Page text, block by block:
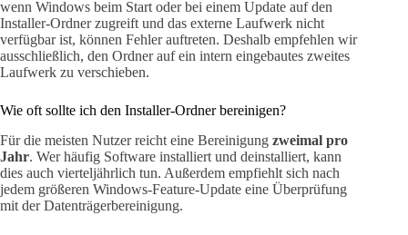
wenn Windows beim Start oder bei einem Update auf den
Installer-Ordner zugreift und das externe Laufwerk nicht
verfügbar ist, können Fehler auftreten. Deshalb empfehlen wir
ausschließlich, den Ordner auf ein intern eingebautes zweites
Laufwerk zu verschieben.
Wie oft sollte ich den Installer-Ordner bereinigen?
Für die meisten Nutzer reicht eine Bereinigung zweimal pro
Jahr. Wer häufig Software installiert und deinstalliert, kann
dies auch vierteljährlich tun. Außerdem empfiehlt sich nach
jedem größeren Windows-Feature-Update eine Überprüfung
mit der Datenträgerbereinigung.